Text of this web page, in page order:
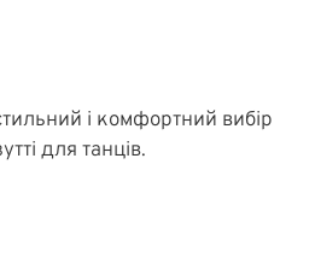
і комфортний вибір
для танців.